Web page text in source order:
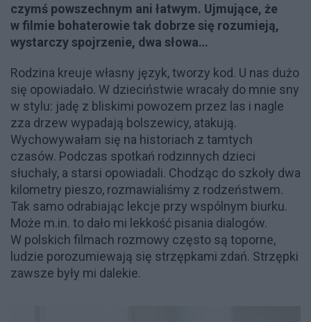
czymś powszechnym ani łatwym. Ujmujące, że
w filmie bohaterowie tak dobrze się rozumieją,
wystarczy spojrzenie, dwa słowa…
Rodzina kreuje własny język, tworzy kod. U nas dużo
się opowiadało. W dzieciństwie wracały do mnie sny
w stylu: jadę z bliskimi powozem przez las i nagle
zza drzew wypadają bolszewicy, atakują.
Wychowywałam się na historiach z tamtych
czasów. Podczas spotkań rodzinnych dzieci
słuchały, a starsi opowiadali. Chodząc do szkoły dwa
kilometry pieszo, rozmawialiśmy z rodzeństwem.
Tak samo odrabiając lekcje przy wspólnym biurku.
Może m.in. to dało mi lekkość pisania dialogów.
W polskich filmach rozmowy często są toporne,
ludzie porozumiewają się strzępkami zdań. Strzępki
zawsze były mi dalekie.